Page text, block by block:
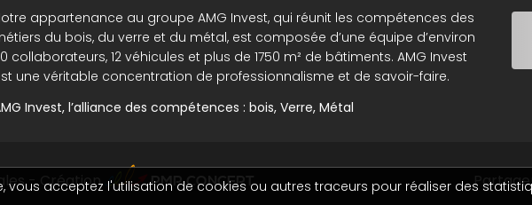
appartenance au groupe AMG Invest, qui réunit les compétences des
du bois, du verre et du métal, est composée d’une équipe d’environ
collaborateurs, 12 véhicules et plus de 1750 m² de bâtiments. AMG Invest
une véritable concentration de professionnalisme et de savoir-faire.
Invest, l’alliance des compétences : bois, Verre, Métal
- Création PMP CONCEPT
vous acceptez l'utilisation de cookies ou autres traceurs pour réaliser des